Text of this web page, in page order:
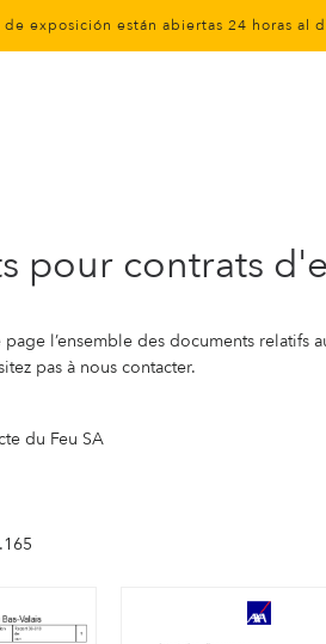
de exposición están abiertas 24 horas
pour contrats
l’ensemble des documents
pas à nous contacter.
du Feu SA